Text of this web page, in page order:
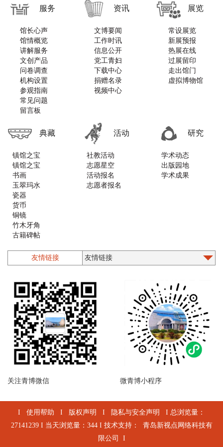
服务
馆长心声
馆情概览
讲解服务
文创产品
问卷调查
机构设置
参观指南
常见问题
留言板
资讯
文博要闻
工作时讯
信息公开
党工青妇
下载中心
捐赠名录
视频中心
展览
常设展览
新展预报
热展在线
过展留印
走出馆门
虚拟博物馆
典藏
镇馆之宝
镇馆之宝
书画
玉翠玛水
瓷器
货币
铜镜
竹木牙角
古籍碑帖
漆器螺钿
石质类
墨砚
木版年画
乐器
珐琅
陶器
造像
近现代文物
其他
陶文
活动
社教活动
志愿星空
活动报名
志愿者报名
研究
学术动态
出版园地
学术成果
友情链接
关注青博微信 微青博小程序
I 使用帮助 I 版权声明 I 隐私与安全声明
I 总浏览量：
27141239 I 当天浏览量：344 I 技术支持：
青岛新视点网络科技有
限公司
I